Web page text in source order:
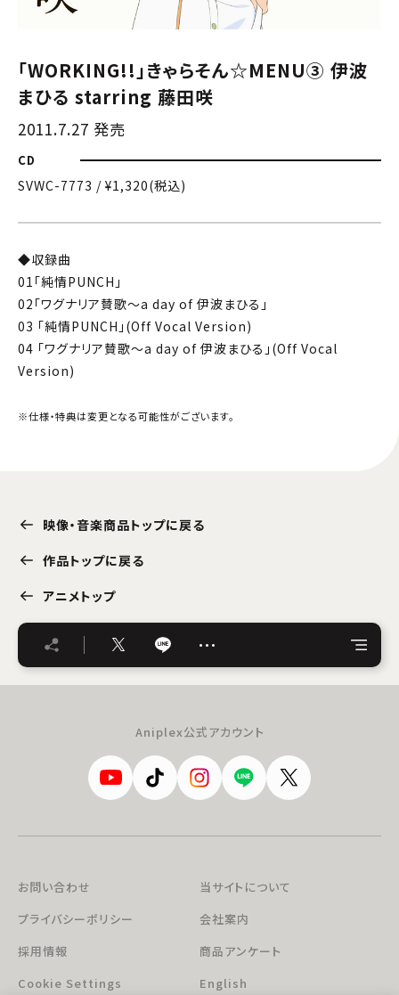
「WORKING!!」きゃらそん☆MENU③ 伊波
まひる starring 藤田咲
2011.7.27 発売
CD
SVWC-7773 / ¥1,320(税込)
◆収録曲
01「純情PUNCH」
02「ワグナリア賛歌〜a day of 伊波まひる」
03 「純情PUNCH」(Off Vocal Version)
04 「ワグナリア賛歌〜a day of 伊波まひる」(Off Vocal
Version)
※仕様・特典は変更となる可能性がございます。
映像・音楽商品トップに戻る
作品トップに戻る
アニメトップ
…
Aniplex公式アカウント
お問い合わせ
当サイトについて
プライバシーポリシー
会社案内
採用情報
商品アンケート
Cookie Settings
English